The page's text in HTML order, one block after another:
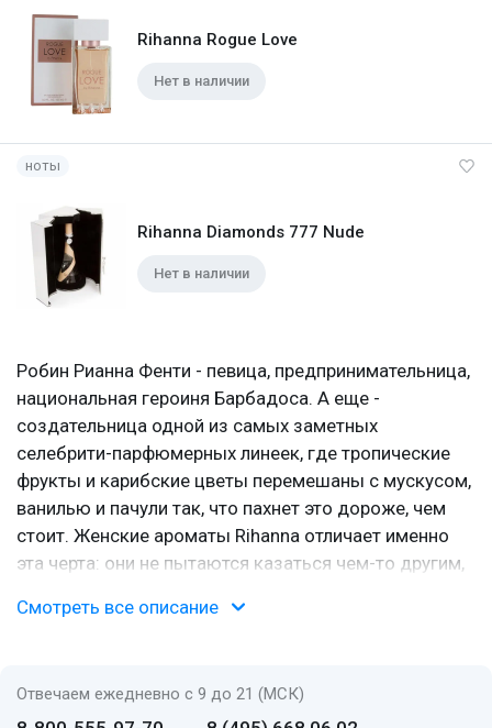
Rihanna Rogue Love
Нет в наличии
ноты
Rihanna Diamonds 777 Nude
Нет в наличии
Робин Рианна Фенти - певица, предпринимательница,
национальная героиня Барбадоса. А еще -
создательница одной из самых заметных
селебрити-парфюмерных линеек, где тропические
фрукты и карибские цветы перемешаны с мускусом,
ванилью и пачули так, что пахнет это дороже, чем
стоит. Женские ароматы Rihanna отличает именно
эта черта: они не пытаются казаться чем-то другим,
В 2009-м Джей-Зи заключил контракт с Parlux
Fragrances на запуск парфюмерных линий для Канье
Смотреть все описание
Отвечаем ежедневно с 9 до 21 (МСК)